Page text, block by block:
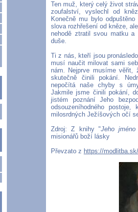
Ten muž, který celý život
zoufalství, vyslechl od
Konečně mu bylo
slova rozhřešení od kněze,
nehodě ztratil svou matku
duše.
Ti z nás, kteří jsou
musí naučit milovat sami
nám. Nejprve musíme
skutečně činili pokání.
nepočítá naše chyby s
Jakmile jsme činili pokání,
jistém poznání Jeho
odsouzeníhodného
milosrdných Ježíšových očí
Zdroj: Z knihy "Jeho
misionářů boží lásky
Převzato z https://modlitba.sk/